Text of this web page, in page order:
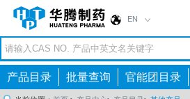
EN
产品目录 批量查询 官能团目录